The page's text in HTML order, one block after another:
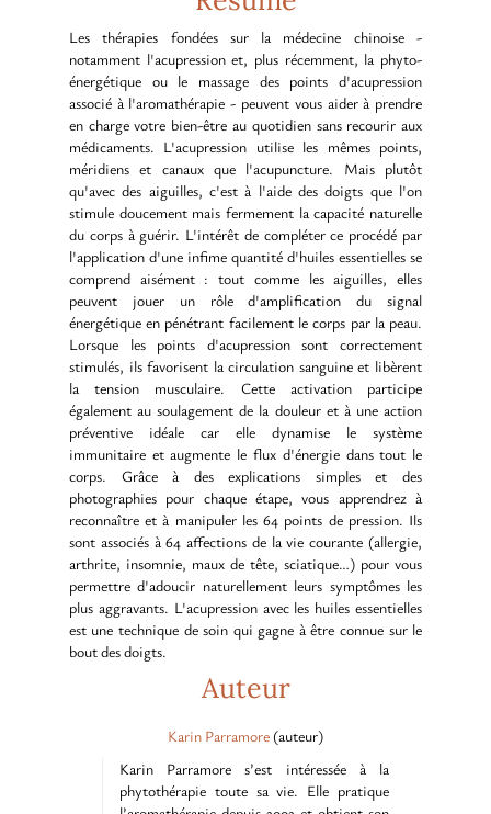
Les thérapies fondées sur la médecine chinoise -
notamment l'acupression et, plus récemment, la phyto-
énergétique ou le massage des points d'acupression
associé à l'aromathérapie - peuvent vous aider à prendre
en charge votre bien-être au quotidien sans recourir aux
médicaments. L'acupression utilise les mêmes points,
méridiens et canaux que l'acupuncture. Mais plutôt
qu'avec des aiguilles, c'est à l'aide des doigts que l'on
stimule doucement mais fermement la capacité naturelle
du corps à guérir. L'intérêt de compléter ce procédé par
l'application d'une infime quantité d'huiles essentielles se
comprend aisément : tout comme les aiguilles, elles
peuvent jouer un rôle d'amplification du signal
énergétique en pénétrant facilement le corps par la peau.
Lorsque les points d'acupression sont correctement
stimulés, ils favorisent la circulation sanguine et libèrent
la tension musculaire. Cette activation participe
également au soulagement de la douleur et à une action
préventive idéale car elle dynamise le système
immunitaire et augmente le flux d'énergie dans tout le
corps. Grâce à des explications simples et des
photographies pour chaque étape, vous apprendrez à
reconnaître et à manipuler les 64 points de pression. Ils
sont associés à 64 affections de la vie courante (allergie,
arthrite, insomnie, maux de tête, sciatique…) pour vous
permettre d'adoucir naturellement leurs symptômes les
plus aggravants. L'acupression avec les huiles essentielles
est une technique de soin qui gagne à être connue sur le
bout des doigts.
Auteur
Karin Parramore(auteur)
Karin Parramore s’est intéressée à la
phytothérapie toute sa vie. Elle pratique